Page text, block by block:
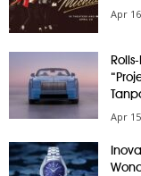
Apr
Apr